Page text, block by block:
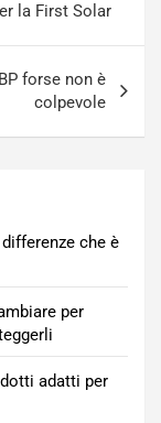
la First Solar
forse non è
colpevole
che è
per
adatti per